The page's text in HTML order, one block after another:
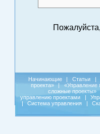
Пожалуйста,
Начинающие | Статьи |
проекта»
| «Управление
сложные проекты»
управлению проектами
|
|
Система управления |